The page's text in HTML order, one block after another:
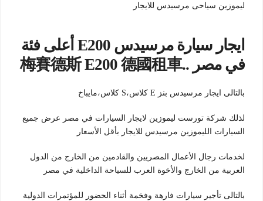
ليموزين سياحى مرسيدس للايجار
ايجار سيارة مرسيدس E200 أعلى فئة
في مصر ..梅賽德斯 E200 德國租車
بالتالى ايجار مرسيدس بنز E كلاس،S كلاس،مايباخ
لذلك شركة تورست ليموزين لايجار السيارات في مصر عرض جميع
السيارات الليموزين مرسيدس للايجار بأقل الأسعار
لخدمات رجال الأعمال المصريين والقادمين من الخارج من الدول
العربية من الخارج والأخوة العرب للسياحة الداخلية في مصر
بالتالى تأجير سيارات فارهة وفخمة أثناء الحضور للمؤتمرات الدولية